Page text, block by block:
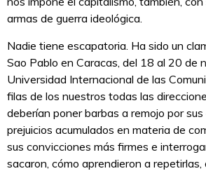
armas de guerra ideológica.
Nadie tiene escapatoria. Ha sido un
Sao Pablo en Caracas, del 18 al 20 de
Universidad Internacional de las
filas de los nuestros todas las
deberían poner barbas a remojo por
prejuicios acumulados en materia de
sus convicciones más firmes e
sacaron, cómo aprendieron a